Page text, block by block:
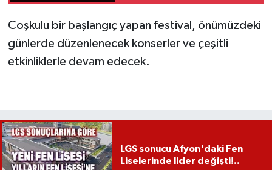
Coşkulu bir başlangıç yapan festival, önümüzdeki
günlerde düzenlenecek konserler ve çeşitli
etkinliklerle devam edecek.
LGS sonucu Afyon'daki Fen
Liselerinde lider değişti!..